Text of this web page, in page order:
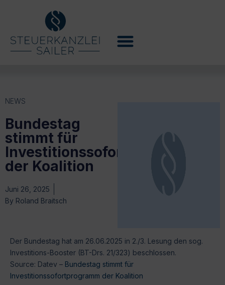
NEWS
Bundestag
stimmt für
Investitionssofortprogramm
der Koalition
Juni 26, 2025
By Roland Braitsch
Der Bundestag hat am 26.06.2025 in 2./3. Lesung den sog.
Investitions-Booster (BT-Drs. 21/323) beschlossen.
Source: Datev – Bundestag stimmt für
Investitionssofortprogramm der Koalition